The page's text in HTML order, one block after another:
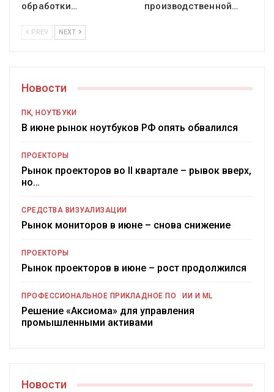
обработки… производственной…
PREV NEXT
Новости
ПК, НОУТБУКИ
В июне рынок ноутбуков РФ опять обвалился
ПРОЕКТОРЫ
Рынок проекторов во II квартале – рывок вверх,
но…
СРЕДСТВА ВИЗУАЛИЗАЦИИ
Рынок мониторов в июне – снова снижение
ПРОЕКТОРЫ
Рынок проекторов в июне – рост продолжился
ПРОФЕССИОНАЛЬНОЕ ПРИКЛАДНОЕ ПО ИИ И ML
Решение «Аксиома» для управления
промышленными активами
Новости